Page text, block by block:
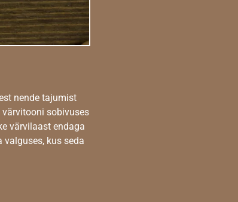
nende tajumist
värvitooni sobivuses
värvilaast endaga
kus seda